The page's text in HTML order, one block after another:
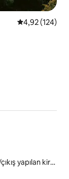
5 üzerinden
4,92 (124)
Kayakla giriş/çıkış yapılan kiralık yerler